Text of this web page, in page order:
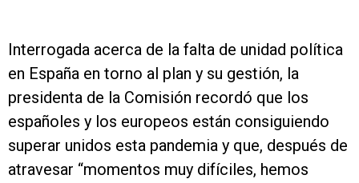
Interrogada acerca de la falta de unidad política
en España en torno al plan y su gestión, la
presidenta de la Comisión recordó que los
españoles y los europeos están consiguiendo
superar unidos esta pandemia y que, después de
atravesar “momentos muy difíciles, hemos